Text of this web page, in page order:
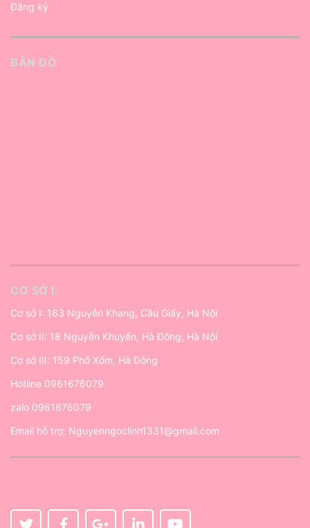
Đăng ký
BẢN ĐỒ
CƠ SỞ I:
Cơ sở I: 163 Nguyễn Khang, Cầu Giấy, Hà Nội
Cơ sở II: 18 Nguyễn Khuyến, Hà Đông, Hà Nội
Cơ sở III: 159 Phố Xốm, Hà Đông
Hotline 0961676079
zalo 0961676079
Email hỗ trợ: Nguyenngoclinh1331@gmail.com